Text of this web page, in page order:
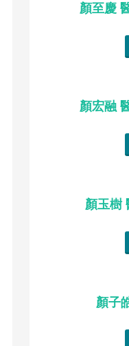
顏至慶
顏宏融
顏玉樹
顏子